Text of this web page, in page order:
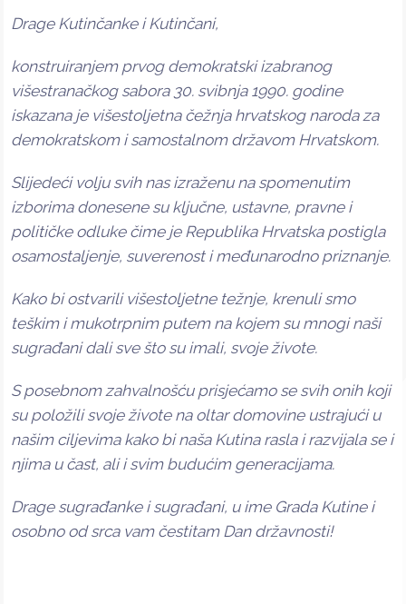
Drage Kutinčanke i Kutinčani,
konstruiranjem prvog demokratski izabranog
višestranačkog sabora 30. svibnja 1990. godine
iskazana je višestoljetna čežnja hrvatskog naroda za
demokratskom i samostalnom državom Hrvatskom.
Slijedeći volju svih nas izraženu na spomenutim
izborima donesene su ključne, ustavne, pravne i
političke odluke čime je Republika Hrvatska postigla
osamostaljenje, suverenost i međunarodno priznanje.
Kako bi ostvarili višestoljetne težnje, krenuli smo
teškim i mukotrpnim putem na kojem su mnogi naši
sugrađani dali sve što su imali, svoje živote.
S posebnom zahvalnošću prisjećamo se svih onih koji
su položili svoje živote na oltar domovine ustrajući u
našim ciljevima kako bi naša Kutina rasla i razvijala se i
njima u čast, ali i svim budućim generacijama.
Drage sugrađanke i sugrađani, u ime Grada Kutine i
osobno od srca vam čestitam Dan državnosti!